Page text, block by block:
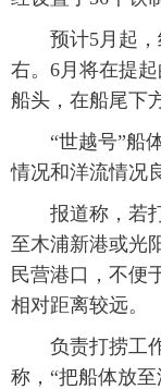
预计5月起，
右。6月将在提
船头，在船尾下
“世越号”船体
情况和洋流情况
报道称，若打
至木浦新港或光
民营港口，不便
相对距离较远。
负责打捞工作
称，“把船体放